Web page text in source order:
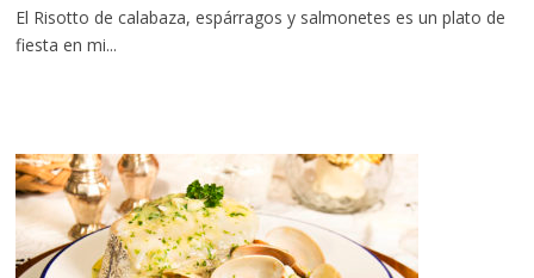
El Risotto de calabaza, espárragos y salmonetes es un plato de
fiesta en mi...